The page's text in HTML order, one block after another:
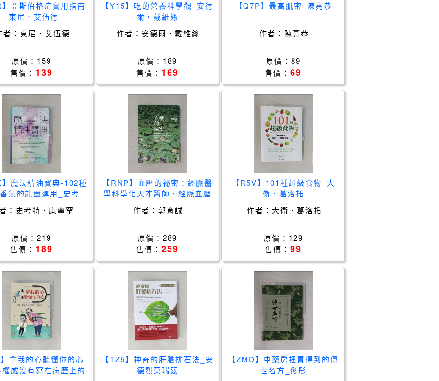
】亞斯伯格症實用指南
_東尼．艾伍德
者： 東尼．艾伍德
原價：159
售價： 139
【Y15】吃的營養科學觀_安德
爾‧戴維絲
作者： 安德爾‧戴維絲
原價：189
售價： 169
【Q7P】最高肌密_陳亮恭
作者： 陳亮恭
原價：89
售價： 69
】魔法精油寶典-102種
氣的能量運用_史考
： 史考特‧康寧罕
原價：219
售價： 189
【RNP】血壓的祕密：經脈醫
學科學化天才醫師、經脈血壓
過血壓量測，取得十二經脈資
保健_
作者： 郭育誠
原價：289
售價： 259
【R5V】101種超級食物_大
衛．葛洛托
作者： 大衛．葛洛托
原價：129
售價： 99
】拿我的心聽懂你的心-
威沒有寫在病歷上的
【TZ5】神奇的肝膽排石法_安
德烈莫瑞茲
【ZMD】中藥房裡買得到的傳
世名方_佟彤